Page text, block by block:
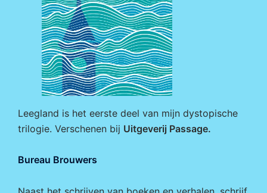
Leegland is het eerste deel van mijn dystopische
trilogie. Verschenen bij Uitgeverij Passage.
Bureau Brouwers